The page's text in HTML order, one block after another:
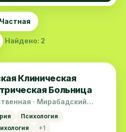
Частная
Найдено: 2
Клиническая
Больница
· Мирабадский
Психология
+1